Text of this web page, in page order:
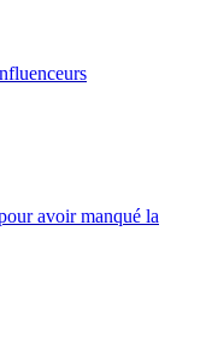
avoir manqué la